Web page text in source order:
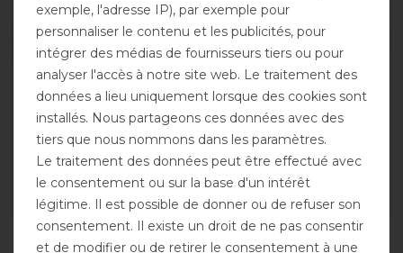
Bucas Irish Turnout
Extra 300g Pony 1200D -
noir/or
avant 119,00 €
107,10 € *
LISTE DE SOUHAITS
Best-seller
Bucas Irish Turnout
Extra 300g - noir/or
avant 155,00 €
139,50 € *
LISTE DE SOUHAITS
exemple, l'adresse IP), par exemple pour
personnaliser le contenu et les publicités, pour
intégrer des médias de fournisseurs tiers ou pour
analyser l'accès à notre site web. Le traitement des
données a lieu uniquement lorsque des cookies sont
installés. Nous partageons ces données avec des
tiers que nous nommons dans les paramètres.
Le traitement des données peut être effectué avec
le consentement ou sur la base d'un intérêt
légitime. Il est possible de donner ou de refuser son
consentement. Il existe un droit de ne pas consentir
et de modifier ou de retirer le consentement à une